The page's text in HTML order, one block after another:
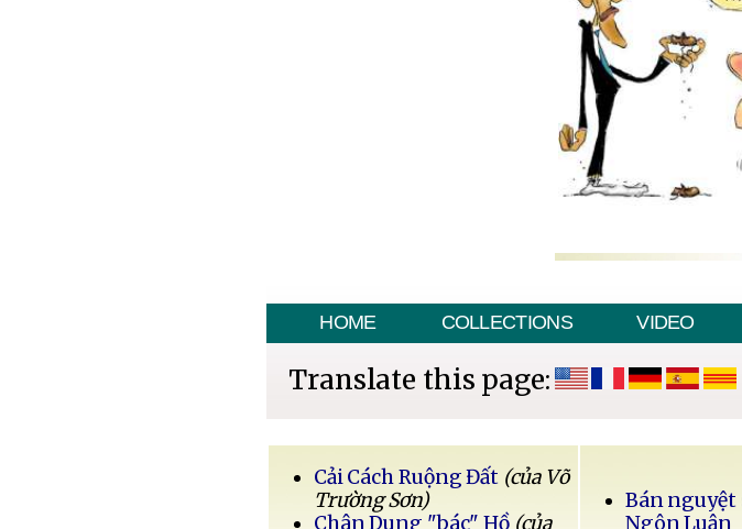
HOME COLLECTIONS VIDEO
Translate this page:
Cải Cách Ruộng Đất (của Võ
Trường Sơn)
Chân Dung "bác" Hồ (của
Bán nguyệt
Ngôn Luận